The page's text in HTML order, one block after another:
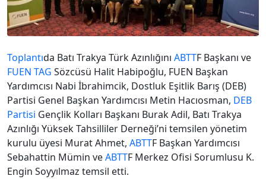
Toplantıda Batı Trakya Türk Azınlığını ABTTF Başkanı ve
FUEN TAG Sözcüsü Halit Habipoğlu, FUEN Başkan
Yardımcısı Nabi İbrahimcik, Dostluk Eşitlik Barış (DEB)
Partisi Genel Başkan Yardımcısı Metin Hacıosman, DEB
Partisi Gençlik Kolları Başkanı Burak Adil, Batı Trakya
Azınlığı Yüksek Tahsilliler Derneği’ni temsilen yönetim
kurulu üyesi Murat Ahmet, ABTTF Başkan Yardımcısı
Sebahattin Mümin veABTTF Merkez Ofisi Sorumlusu K.
Engin Soyyılmaz temsil etti.